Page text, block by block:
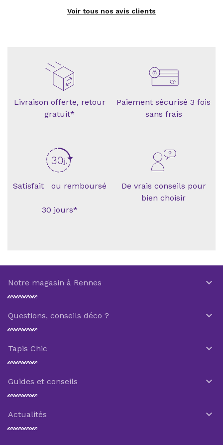
Voir tous nos avis clients
Livraison offerte, retour
gratuit*
Paiement sécurisé 3 fois
sans frais
Satisfait ou remboursé
30 jours*
De vrais conseils pour
bien choisir
Notre magasin à Rennes 
Questions, conseils déco ? 
Tapis Chic 
Guides et conseils 
Actualités 